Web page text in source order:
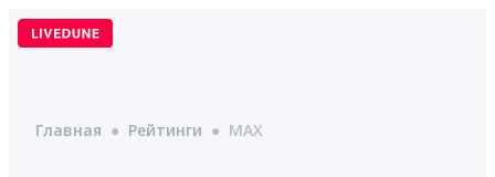
Перейти
Главная ● Рейтинги ● MAX